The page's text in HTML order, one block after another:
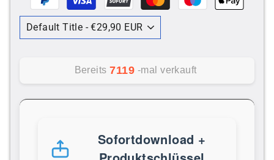
Bereits 7119 -mal verkauft
Sofortdownload +